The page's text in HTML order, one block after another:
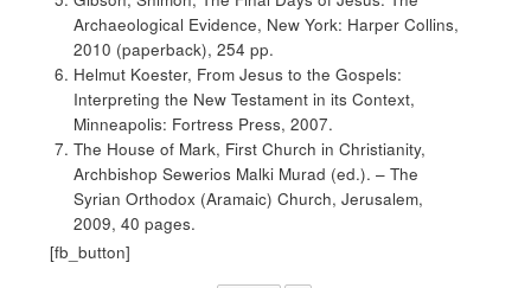
Archaeological Evidence, New York: Harper Collins,
2010 (paperback), 254 pp.
Helmut Koester, From Jesus to the Gospels:
Interpreting the New Testament in its Context,
Minneapolis: Fortress Press, 2007.
The House of Mark, First Church in Christianity,
Archbishop Sewerios Malki Murad (ed.). – The
Syrian Orthodox (Aramaic) Church, Jerusalem,
2009, 40 pages.
[fb_button]